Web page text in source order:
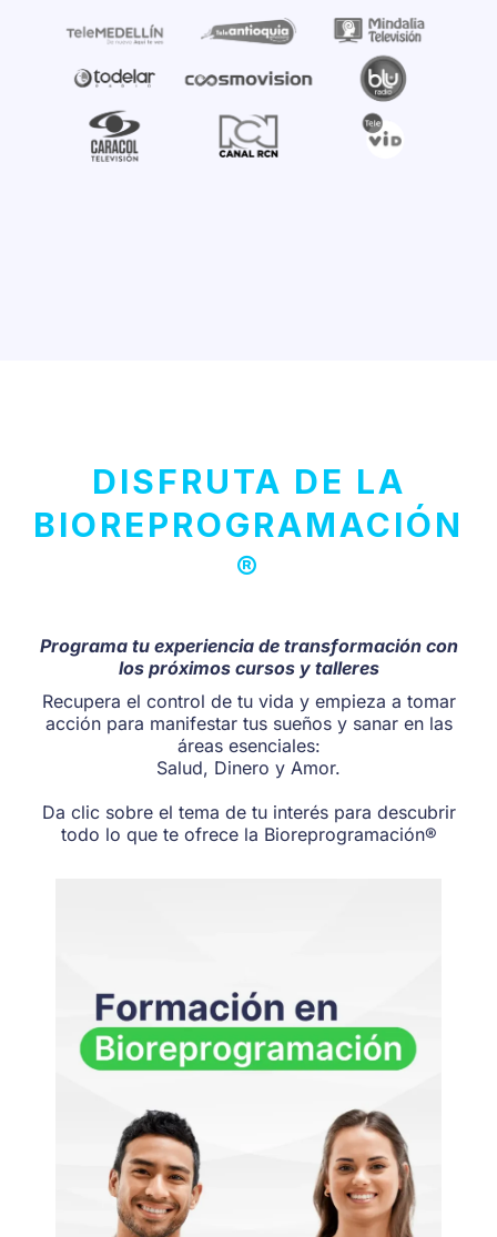
DISFRUTA DE LA
BIOREPROGRAMACIÓN
®
Programa tu experiencia de transformación con
los próximos cursos y talleres
Recupera el control de tu vida y empieza a tomar
acción para manifestar tus sueños y sanar en las
áreas esenciales:
Salud, Dinero y Amor.
Da clic sobre el tema de tu interés para descubrir
todo lo que te ofrece la Bioreprogramación®